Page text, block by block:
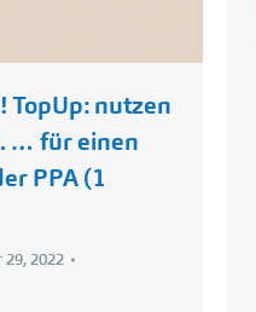
TopUp: nutzen
… für einen
PPA (1
29, 2022